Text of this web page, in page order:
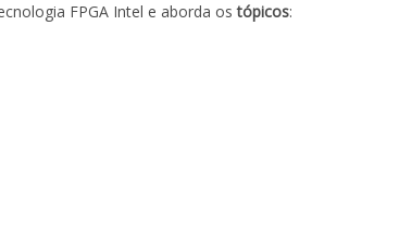
FPGA Intel e aborda ostópicos: